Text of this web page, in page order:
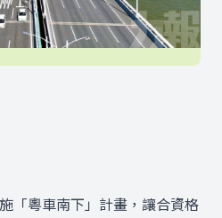
「粵車南下」計畫，讓合資格